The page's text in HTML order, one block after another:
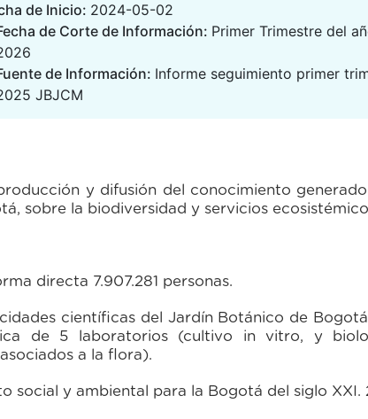
de Inicio: 2024-05-02
de Corte de Información: Primer Trimestre del
de Información: Informe seguimiento primer
JBJCM
y difusión del conocimiento
sobre la biodiversidad y servicios
directa 7.907.281 personas.
científicas del Jardín Botánico de
de 5 laboratorios (cultivo in vitro, y
a la flora).
social y ambiental para la Bogotá del siglo